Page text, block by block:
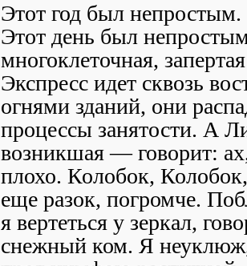
Этот год был
Этот день был
многоклеточная,
Экспресс идет сквозь
огнями зданий, они
процессы занятости. А
возникшая — говорит:
плохо. Колобок,
еще разок, погромче.
я вертеться у зеркал,
снежный ком. Я